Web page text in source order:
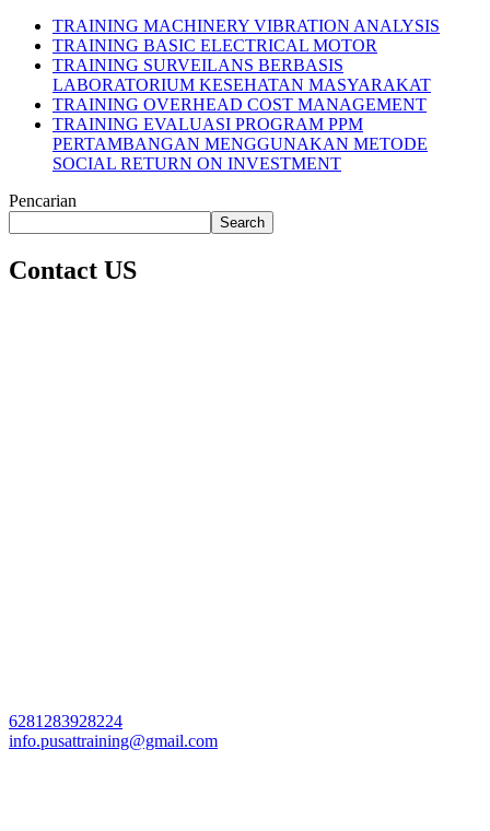
TRAINING MACHINERY VIBRATION ANALYSIS
TRAINING BASIC ELECTRICAL MOTOR
TRAINING SURVEILANS BERBASIS
LABORATORIUM KESEHATAN MASYARAKAT
TRAINING OVERHEAD COST MANAGEMENT
TRAINING EVALUASI PROGRAM PPM
PERTAMBANGAN MENGGUNAKAN METODE
SOCIAL RETURN ON INVESTMENT
Pencarian
Search
Contact US
6281283928224
info.pusattraining@gmail.com